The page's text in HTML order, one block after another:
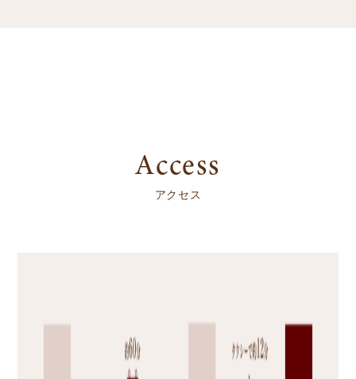
Access
アクセス